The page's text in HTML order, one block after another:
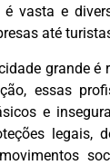
vasta e
até
grande é
essas
e
legais,